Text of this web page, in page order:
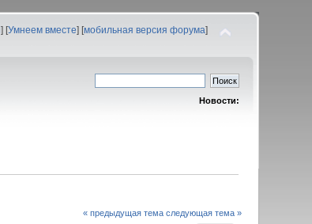
] [Умнеем вместе] [мобильная версия форума]
Новости:
« предыдущая тема следующая тема »